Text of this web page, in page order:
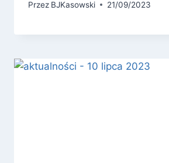
Przez BJKasowski 21/09/2023